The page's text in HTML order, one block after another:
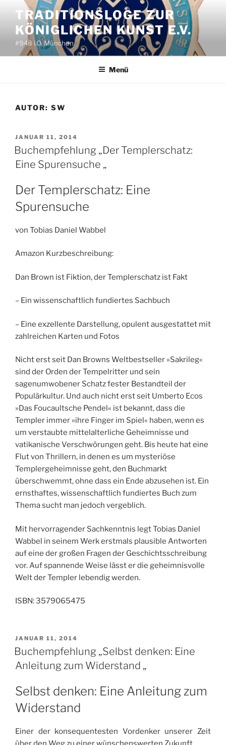
Inhalt
springen
TRADITIONSLOGE ZUR
KÖNIGLICHEN KUNST E.V.
#948 i.O. München
Menü
AUTOR: SW
VERÖFFENTLICHT
AM
JANUAR 11, 2014
Buchempfehlung „Der Templerschatz:
Eine Spurensuche „
Der Templerschatz: Eine
Spurensuche
von Tobias Daniel Wabbel
Amazon Kurzbeschreibung:
Dan Brown ist Fiktion, der Templerschatz ist Fakt
– Ein wissenschaftlich fundiertes Sachbuch
– Eine exzellente Darstellung, opulent ausgestattet mit
zahlreichen Karten und Fotos
Nicht erst seit Dan Browns Weltbestseller »Sakrileg«
sind der Orden der Tempelritter und sein
sagenumwobener Schatz fester Bestandteil der
Populärkultur. Und auch nicht erst seit Umberto Ecos
»Das Foucaultsche Pendel« ist bekannt, dass die
Templer immer »ihre Finger im Spiel« haben, wenn es
um verstaubte mittelalterliche Geheimnisse und
vatikanische Verschwörungen geht. Bis heute hat eine
Flut von Thrillern, in denen es um mysteriöse
Templergeheimnisse geht, den Buchmarkt
überschwemmt, ohne dass ein Ende abzusehen ist. Ein
ernsthaftes, wissenschaftlich fundiertes Buch zum
Thema sucht man jedoch vergeblich.
Mit hervorragender Sachkenntnis legt Tobias Daniel
Wabbel in seinem Werk erstmals plausible Antworten
auf eine der großen Fragen der Geschichtsschreibung
vor. Auf spannende Weise lässt er die geheimnisvolle
Welt der Templer lebendig werden.
ISBN: 3579065475
VERÖFFENTLICHT
AM
JANUAR 11, 2014
Buchempfehlung „Selbst denken: Eine
Anleitung zum Widerstand „
Selbst denken: Eine Anleitung zum
Widerstand
Einer der konsequentesten Vordenker unserer Zeit